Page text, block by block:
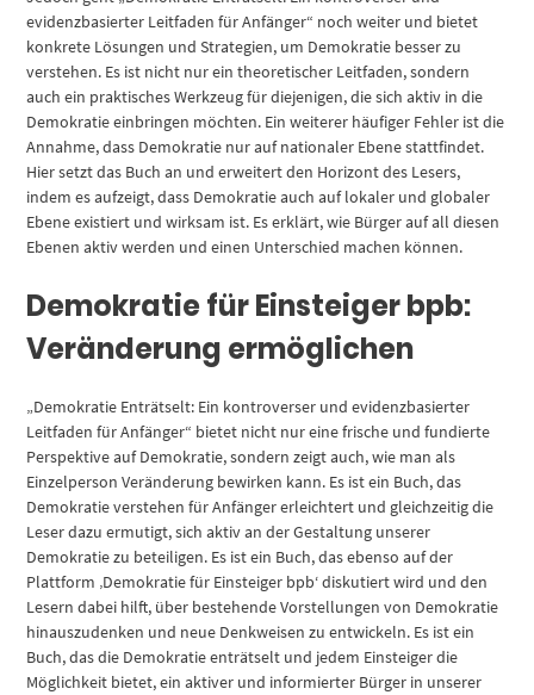
evidenzbasierter Leitfaden für Anfänger“ noch weiter und bietet
konkrete Lösungen und Strategien, um Demokratie besser zu
verstehen. Es ist nicht nur ein theoretischer Leitfaden, sondern
auch ein praktisches Werkzeug für diejenigen, die sich aktiv in die
Demokratie einbringen möchten. Ein weiterer häufiger Fehler ist die
Annahme, dass Demokratie nur auf nationaler Ebene stattfindet.
Hier setzt das Buch an und erweitert den Horizont des Lesers,
indem es aufzeigt, dass Demokratie auch auf lokaler und globaler
Ebene existiert und wirksam ist. Es erklärt, wie Bürger auf all diesen
Ebenen aktiv werden und einen Unterschied machen können.
Demokratie für Einsteiger bpb:
Veränderung ermöglichen
„Demokratie Enträtselt: Ein kontroverser und evidenzbasierter
Leitfaden für Anfänger“ bietet nicht nur eine frische und fundierte
Perspektive auf Demokratie, sondern zeigt auch, wie man als
Einzelperson Veränderung bewirken kann. Es ist ein Buch, das
Demokratie verstehen für Anfänger erleichtert und gleichzeitig die
Leser dazu ermutigt, sich aktiv an der Gestaltung unserer
Demokratie zu beteiligen. Es ist ein Buch, das ebenso auf der
Plattform ‚Demokratie für Einsteiger bpb‘ diskutiert wird und den
Lesern dabei hilft, über bestehende Vorstellungen von Demokratie
hinauszudenken und neue Denkweisen zu entwickeln. Es ist ein
Buch, das die Demokratie enträtselt und jedem Einsteiger die
Möglichkeit bietet, ein aktiver und informierter Bürger in unserer